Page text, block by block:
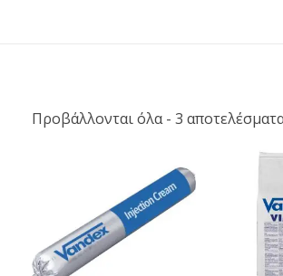
Προβάλλονται όλα - 3